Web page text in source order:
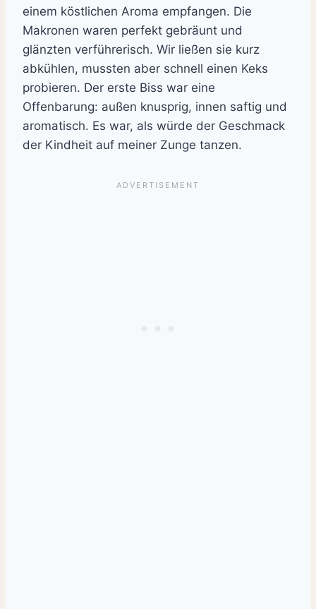
einem köstlichen Aroma empfangen. Die
Makronen waren perfekt gebräunt und
glänzten verführerisch. Wir ließen sie kurz
abkühlen, mussten aber schnell einen Keks
probieren. Der erste Biss war eine
Offenbarung: außen knusprig, innen saftig und
aromatisch. Es war, als würde der Geschmack
der Kindheit auf meiner Zunge tanzen.